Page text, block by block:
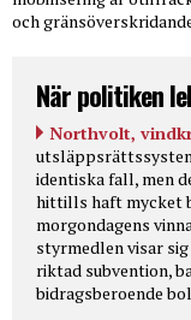
och
När politiken
Northvolt,
identiska fall, men
hittills haft mycket
morgondagens
styrmedlen visar
riktad subvention,
bidragsberoende